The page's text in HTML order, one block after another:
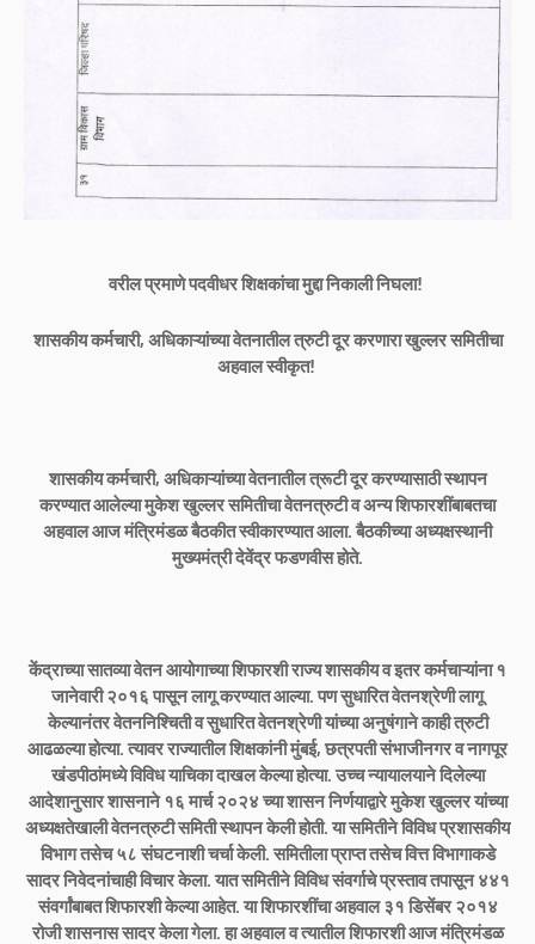
वरील प्रमाणे पदवीधर शिक्षकांचा मुद्दा निकाली निघला!
शासकीय कर्मचारी, अधिकाऱ्यांच्या वेतनातील त्रुटी दूर करणारा खुल्लर समितीचा
अहवाल स्वीकृत!
शासकीय कर्मचारी, अधिकाऱ्यांच्या वेतनातील त्रूटी दूर करण्यासाठी स्थापन
करण्यात आलेल्या मुकेश खुल्लर समितीचा वेतनत्रुटी व अन्य शिफारशींबाबतचा
अहवाल आज मंत्रिमंडळ बैठकीत स्वीकारण्यात आला. बैठकीच्या अध्यक्षस्थानी
मुख्यमंत्री देवेंद्र फडणवीस होते.
केंद्राच्या सातव्या वेतन आयोगाच्या शिफारशी राज्य शासकीय व इतर कर्मचाऱ्यांना १
जानेवारी २०१६ पासून लागू करण्यात आल्या. पण सुधारित वेतनश्रेणी लागू
केल्यानंतर वेतननिश्चिती व सुधारित वेतनश्रेणी यांच्या अनुषंगाने काही त्रुटी
आढळल्या होत्या. त्यावर राज्यातील शिक्षकांनी मुंबई, छत्रपती संभाजीनगर व नागपूर
खंडपीठांमध्ये विविध याचिका दाखल केल्या होत्या. उच्च न्यायालयाने दिलेल्या
आदेशानुसार शासनाने १६ मार्च २०२४ च्या शासन निर्णयाद्वारे मुकेश खुल्लर यांच्या
अध्यक्षतेखाली वेतनत्रुटी समिती स्थापन केली होती. या समितीने विविध प्रशासकीय
विभाग तसेच ५८ संघटनाशी चर्चा केली. समितीला प्राप्त तसेच वित्त विभागाकडे
सादर निवेदनांचाही विचार केला. यात समितीने विविध संवर्गाचे प्रस्ताव तपासून ४४१
संवर्गांबाबत शिफारशी केल्या आहेत. या शिफारशींचा अहवाल ३१ डिसेंबर २०१४
रोजी शासनास सादर केला गेला. हा अहवाल व त्यातील शिफारशी आज मंत्रिमंडळ